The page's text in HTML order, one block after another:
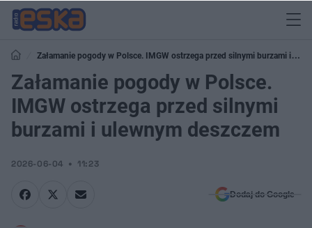
Załamanie pogody w Polsce. IMGW ostrzega przed silnymi burzami i
ulewnym deszczem
Załamanie pogody w Polsce.
IMGW ostrzega przed silnymi
burzami i ulewnym deszczem
2026-06-04 11:23
Dodaj do Google